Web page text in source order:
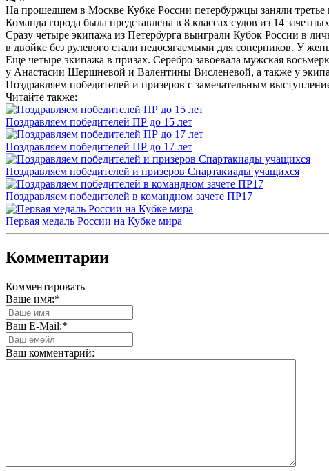
На прошедшем в Москве Кубке России петербуржцы заняли третье
Команда города была представлена в 8 классах судов из 14
Сразу четыре экипажа из Петербурга выиграли Кубок России в
в двойке без рулевого стали недосягаемыми для соперников. У
Еще четыре экипажа в призах. Серебро завоевала мужская
у Анастасии Шершневой и Валентины Висленевой, а также у
Поздравляем победителей и призеров с замечательным
Читайте также:
Поздравляем победителей ПР до 15 лет
Поздравляем победителей ПР до 17 лет
Поздравляем победителей и призеров Спартакиады учащихся
Поздравляем победителей в командном зачете ПР17
Первая медаль России на Кубке мира
Комментарии
Комментировать
Ваше имя:*
Ваш E-Mail:*
Ваш комментарий: